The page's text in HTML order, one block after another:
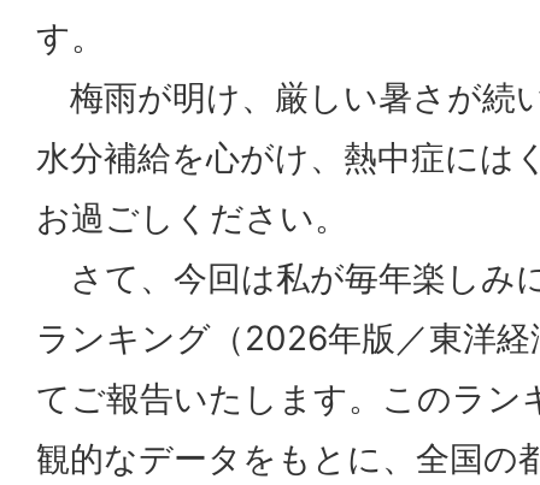
す。
梅雨が明け、厳しい暑さが続
水分補給を心がけ、熱中症には
お過ごしください。
さて、今回は私が毎年楽しみ
ランキング（2026年版／東洋
てご報告いたします。このラン
観的なデータをもとに、全国の